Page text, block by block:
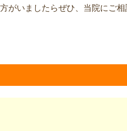
がいましたらぜひ、当院にご相